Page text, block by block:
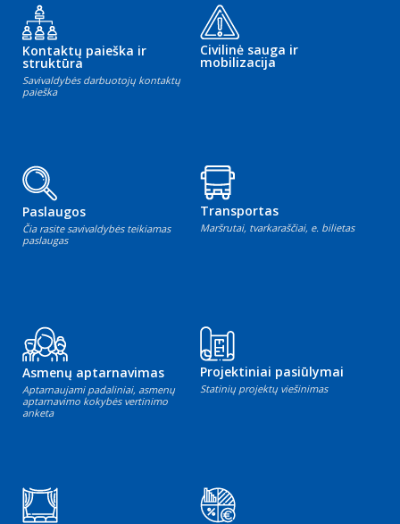
Kontaktų paieška ir
struktūra
Savivaldybės darbuotojų kontaktų
paieška
Civilinė sauga ir
mobilizacija
Paslaugos
Čia rasite savivaldybės teikiamas
paslaugas
Transportas
Maršrutai, tvarkaraščiai, e. bilietas
Asmenų aptarnavimas
Aptarnaujami padaliniai, asmenų
aptarnavimo kokybės vertinimo
anketa
Projektiniai pasiūlymai
Statinių projektų viešinimas